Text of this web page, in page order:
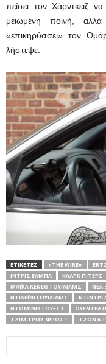
πείσει τον Χάρντκεϊζ
μειωμένη ποινή,
«επικηρύσσει» τον
λήστεψε.
ΕΤΙΚΕΤΕΣ «THE WIRE» ERT2
ΊΝΤΡΙΣ ΈΛΜΠΑ
ΚΛΑΡΚ ΠΊΤΕΡΣ
ΜΆΙΚΛ ΚΈΝΕΘ ΓΟΥΊΛΙΑΜΣ
ΝΕΑ
ΝΤΙΛΈΙΝΙ ΓΟΥΊΛΙΑΜΣ
ΝΤΊΝΤΡΙ
ΝΤΌΜΙΝΙΚ ΓΟΥΈΣΤ
ΟΥΈΝΤΕΛ
ΤΖΙΜ ΤΡΟΥ-ΦΡΟΣΤ
ΤΖΟΝ